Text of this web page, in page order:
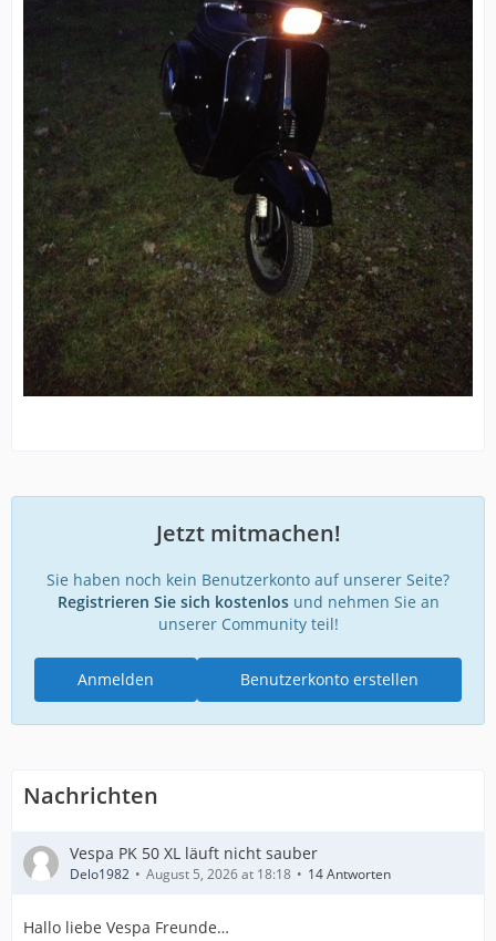
Jetzt mitmachen!
Sie haben noch kein Benutzerkonto auf unserer Seite?
Registrieren Sie sich kostenlosund nehmen Sie an
unserer Community teil!
Benutzerkonto erstellen
Anmelden
Nachrichten
Vespa PK 50 XL läuft nicht sauber
Delo1982 August 5, 2026 at 18:18 14 Antworten
Hallo liebe Vespa Freunde…